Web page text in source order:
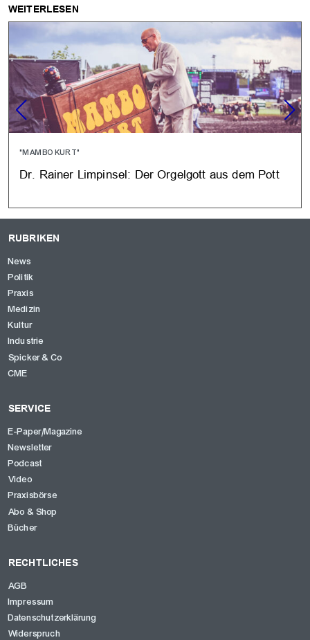
WEITERLESEN
"MAMBO KURT"
Dr. Rainer Limpinsel: Der Orgelgott aus dem Pott
RUBRIKEN
News
Politik
Praxis
Medizin
Kultur
Industrie
Spicker & Co
CME
SERVICE
E-Paper/Magazine
Newsletter
Podcast
Video
Praxisbörse
Abo & Shop
Bücher
RECHTLICHES
AGB
Impressum
Datenschutzerklärung
Widerspruch